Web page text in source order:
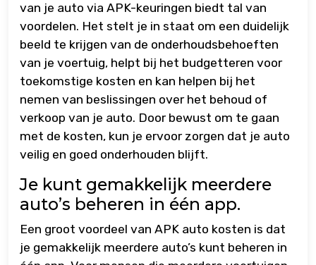
van je auto via APK-keuringen biedt tal van
voordelen. Het stelt je in staat om een duidelijk
beeld te krijgen van de onderhoudsbehoeften
van je voertuig, helpt bij het budgetteren voor
toekomstige kosten en kan helpen bij het
nemen van beslissingen over het behoud of
verkoop van je auto. Door bewust om te gaan
met de kosten, kun je ervoor zorgen dat je auto
veilig en goed onderhouden blijft.
Je kunt gemakkelijk meerdere
auto’s beheren in één app.
Een groot voordeel van APK auto kosten is dat
je gemakkelijk meerdere auto’s kunt beheren in